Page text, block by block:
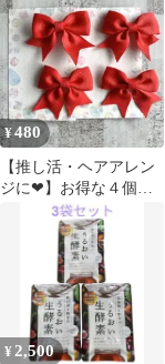
¥480
【推し活・ヘアアレン
ジに❤︎】お得な４個セ
ット♩ミニリボンクリ
ップ レッド
¥ 2,500